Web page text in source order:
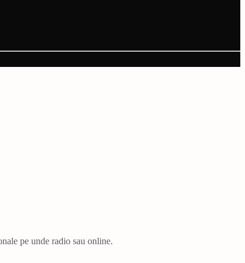
pe unde radio sau online.